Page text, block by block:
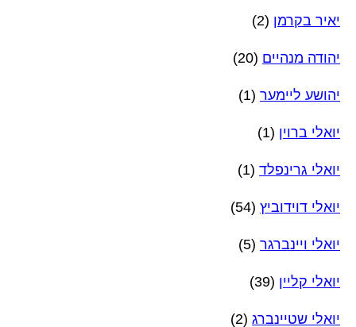
יאיר בקרמן (2)
יהודה מנהיים (20)
יהושע ליימער (1)
יואלי ברוין (1)
יואלי גרינפלד (1)
יואלי דוידוביץ (54)
יואלי ויינברגר (5)
יואלי קליין (39)
יואלי שטיינברג (2)